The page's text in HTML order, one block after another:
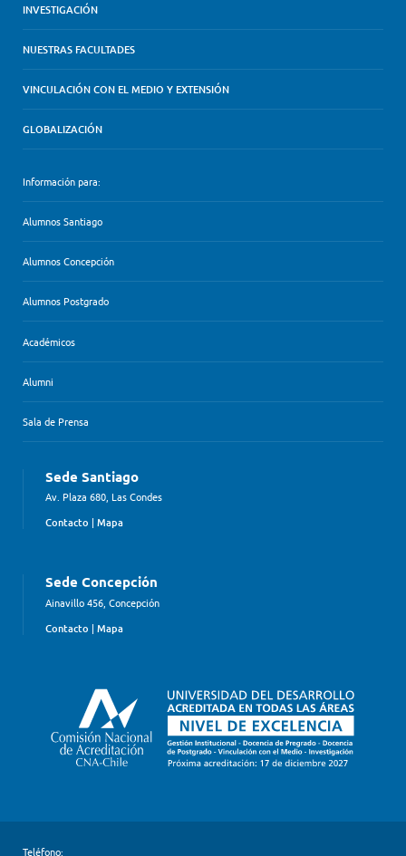
INVESTIGACIÓN
NUESTRAS FACULTADES
VINCULACIÓN CON EL MEDIO Y EXTENSIÓN
GLOBALIZACIÓN
Información para:
Alumnos Santiago
Alumnos Concepción
Alumnos Postgrado
Académicos
Alumni
Sala de Prensa
Sede Santiago
Av. Plaza 680, Las Condes
Contacto | Mapa
Sede Concepción
Ainavillo 456, Concepción
Contacto | Mapa
Teléfono: